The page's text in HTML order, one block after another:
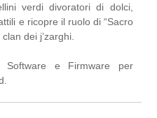
verdi divoratori di dolci,
e ricopre il ruolo di “Sacro
dei j’zarghi.
Software e Firmware per